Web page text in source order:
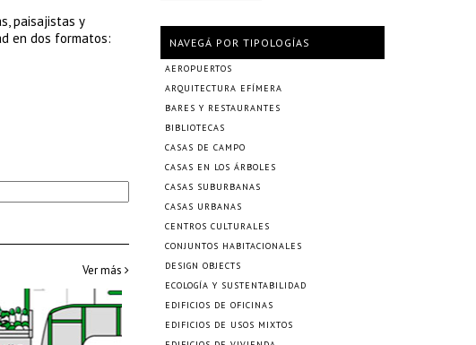
paisajistas y
en dos formatos:
Ver más
NAVEGÁ POR TIPOLOGÍAS
AEROPUERTOS
ARQUITECTURA EFÍMERA
BARES Y RESTAURANTES
BIBLIOTECAS
CASAS DE CAMPO
CASAS EN LOS ÁRBOLES
CASAS SUBURBANAS
CASAS URBANAS
CENTROS CULTURALES
CONJUNTOS HABITACIONALES
DESIGN OBJECTS
ECOLOGÍA Y SUSTENTABILIDAD
EDIFICIOS DE OFICINAS
EDIFICIOS DE USOS MIXTOS